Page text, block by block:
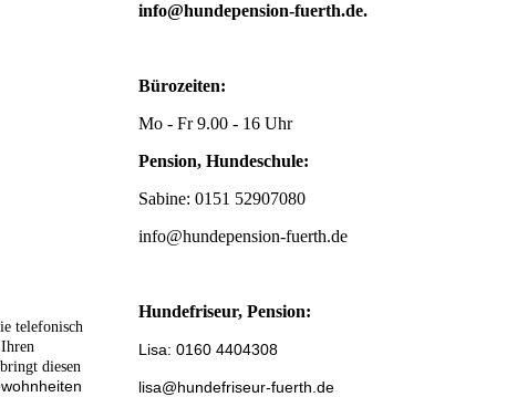
telefonisch
diesen
info@hundepension-fuerth.de.
Bürozeiten:
Mo - Fr 9.00 - 16 Uhr
Pension, Hundeschule:
Sabine: 0151 52907080
info@hundepension-fuerth.de
Hundefriseur, Pension:
Lisa: 0160 4404308
lisa@hundefriseur-fuerth.de